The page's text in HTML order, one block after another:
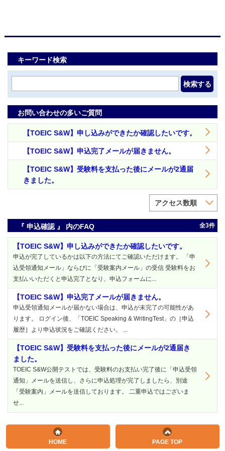
キーワード検索
検索する
お問い合わせの多いご質問
【TOEIC S&W】申し込みができたか確認したいです。
【TOEIC S&W】申込完了メールが届きません。
【TOEIC S&W】受験料を支払った後にメールが2通届
きました。
アクセス数順
『 申込確認 』 内のFAQ 全3件
【TOEIC S&W】申し込みができたか確認したいです。
申込が完了しているかは以下の方法にてご確認いただけます。 「申
込受領通知メール」ならびに「受験案内メール」の受信 受験料をお
支払いいただくと申込完了となり、申込フォームに...
【TOEIC S&W】申込完了メールが届きません。
申込受領通知メールが届かない場合は、申込が未完了の可能性があ
ります。 ログイン後、「TOEIC Speaking & WritingTest」の［申込
履歴］より申込状況をご確認ください。 ...
【TOEIC S&W】受験料を支払った後にメールが2通届き
ました。
TOEIC S&W公開テストでは、受験料のお支払い完了後に「申込受領
通知」メールを送信し、さらに申込処理が完了しましたら、別途
「受験案内」メールを送信しております。 二重申込ではございま
せ...
HOME PAGE TOP